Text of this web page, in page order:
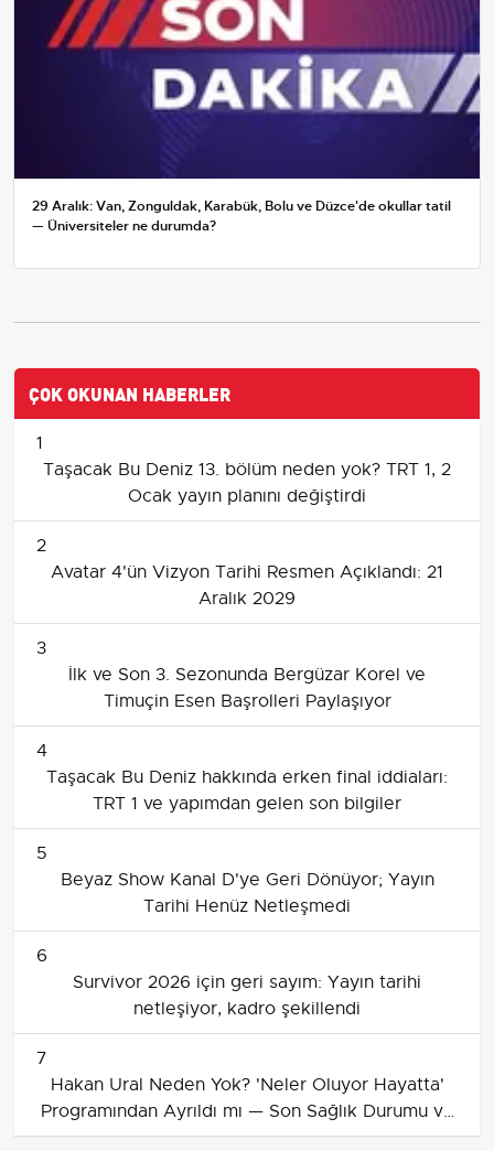
29 Aralık: Van, Zonguldak, Karabük, Bolu ve Düzce'de okullar tatil
— Üniversiteler ne durumda?
ÇOK OKUNAN HABERLER
1
Taşacak Bu Deniz 13. bölüm neden yok? TRT 1, 2
Ocak yayın planını değiştirdi
2
Avatar 4'ün Vizyon Tarihi Resmen Açıklandı: 21
Aralık 2029
3
İlk ve Son 3. Sezonunda Bergüzar Korel ve
Timuçin Esen Başrolleri Paylaşıyor
4
Taşacak Bu Deniz hakkında erken final iddiaları:
TRT 1 ve yapımdan gelen son bilgiler
5
Beyaz Show Kanal D'ye Geri Dönüyor; Yayın
Tarihi Henüz Netleşmedi
6
Survivor 2026 için geri sayım: Yayın tarihi
netleşiyor, kadro şekillendi
7
Hakan Ural Neden Yok? 'Neler Oluyor Hayatta'
Programından Ayrıldı mı — Son Sağlık Durumu ve
Dönüş Tarihi